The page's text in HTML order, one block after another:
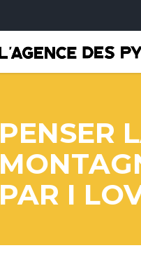
PENSER
PAR I